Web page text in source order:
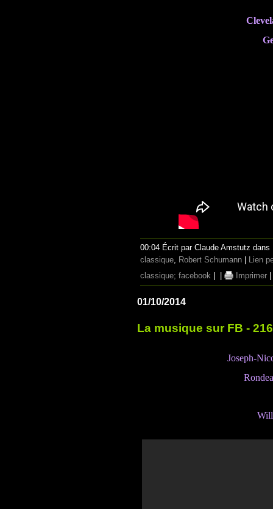
00:04 Écrit par Claude Amstutz dans
classique, Robert Schumann
Lien
classique; facebook
Imprimer
01/10/2014
La musique sur FB -
Joseph-